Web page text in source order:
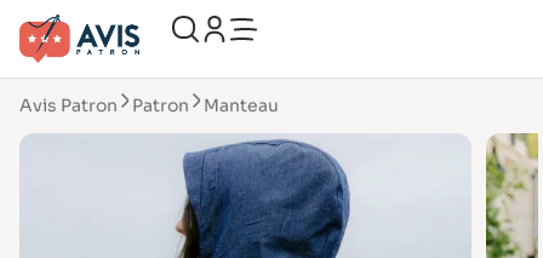
Avis Patron Patron Manteau